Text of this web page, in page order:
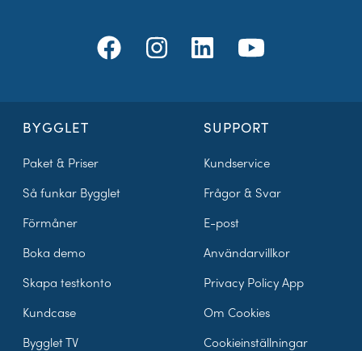
BYGGLET
Paket & Priser
Så funkar Bygglet
Förmåner
Boka demo
Skapa testkonto
Kundcase
Bygglet TV
SUPPORT
Kundservice
Frågor & Svar
E-post
Användarvillkor
Privacy Policy App
Om Cookies
Cookieinställningar